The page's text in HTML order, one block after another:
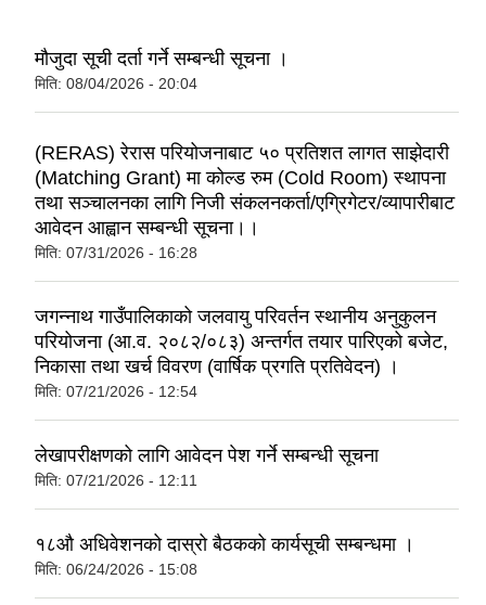
मौजुदा सूची दर्ता गर्ने सम्बन्धी सूचना ।
मिति: 08/04/2026 - 20:04
(RERAS) रेरास परियोजनाबाट ५० प्रतिशत लागत साझेदारी
(Matching Grant) मा कोल्ड रुम (Cold Room) स्थापना
तथा सञ्चालनका लागि निजी संकलनकर्ता/एग्रिगेटर/व्यापारीबाट
आवेदन आह्वान सम्बन्धी सूचना।।
मिति: 07/31/2026 - 16:28
जगन्नाथ गाउँपालिकाको जलवायु परिवर्तन स्थानीय अनुकुलन
परियोजना (आ.व. २०८२/०८३) अन्तर्गत तयार पारिएको बजेट,
निकासा तथा खर्च विवरण (वार्षिक प्रगति प्रतिवेदन) ।
मिति: 07/21/2026 - 12:54
लेखापरीक्षणको लागि आवेदन पेश गर्ने सम्बन्धी सूचना
मिति: 07/21/2026 - 12:11
१८औ अधिवेशनको दास्रो बैठकको कार्यसूची सम्बन्धमा ।
मिति: 06/24/2026 - 15:08